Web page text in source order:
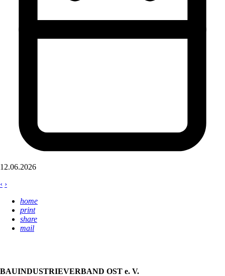
12.06.2026
‹ ›
home
print
share
mail
BAUINDUSTRIEVERBAND OST e. V.